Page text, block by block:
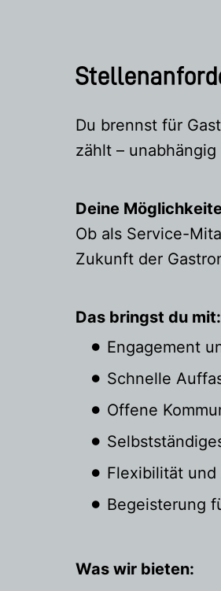
Du brennst für
zählt –
Deine
Ob als Service-
Zukunft der
Das bringst du mit:
Engagement
Schnelle
Offene
Flexibilität
Begeisterung
Was wir bieten: